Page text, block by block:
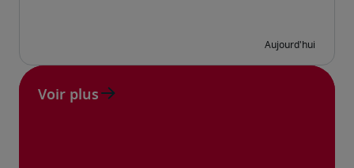
Voir plus